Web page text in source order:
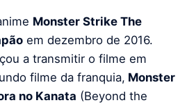
Monster Strike The
em dezembro de 2016.
a transmitir o filme em
filme da franquia, Monster
no Kanata (Beyond the